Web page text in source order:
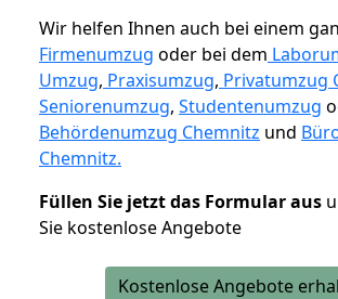
Wir helfen Ihnen auch bei einem
Firmenumzug oder bei dem
Umzug, Praxisumzug, Privatumzug
Seniorenumzug, Studentenumzug
Behördenumzug Chemnitz und
Chemnitz.
Füllen Sie jetzt das Formular aus
Sie kostenlose Angebote
Kostenlose Angebote